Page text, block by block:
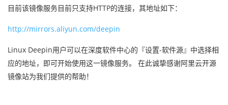
目前该镜像服务目前只支持HTTP的连接，其地址如下：
http://mirrors.aliyun.com/deepin
Linux Deepin用户可以在深度软件中心的『设置-软件源』中选择相
应的地址，即可开始使用这一镜像服务。 在此诚挚感谢阿里云开源
镜像站为我们提供的帮助！